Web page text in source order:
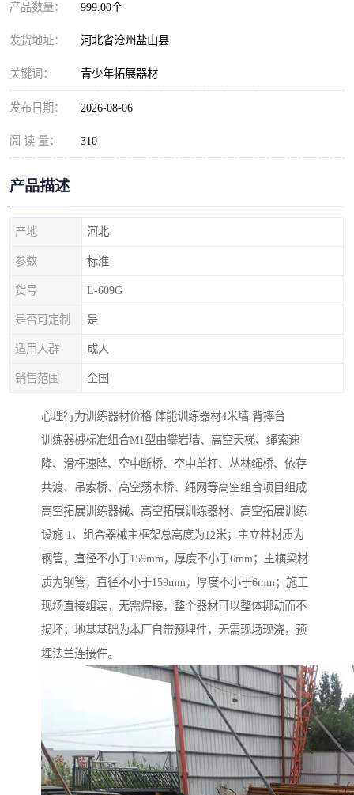
产品数量： 999.00个
发货地址： 河北省沧州盐山县
关键词： 青少年拓展器材
发布日期： 2026-08-06
阅 读 量： 310
产品描述
产地 河北
参数 标准
货号 L-609G
是否可定制 是
适用人群 成人
销售范围 全国
心理行为训练器材价格 体能训练器材4米墙 背摔台
训练器械标准组合M1型由攀岩墙、高空天梯、绳索速
降、滑杆速降、空中断桥、空中单杠、丛林绳桥、依存
共渡、吊索桥、高空荡木桥、绳网等高空组合项目组成
高空拓展训练器械、高空拓展训练器材、高空拓展训练
设施 1、组合器械主框架总高度为12米；主立柱材质为
钢管，直径不小于159mm，厚度不小于6mm；主横梁材
质为钢管，直径不小于159mm，厚度不小于6mm；施工
现场直接组装，无需焊接，整个器材可以整体挪动而不
损坏；地基基础为本厂自带预埋件，无需现场现浇，预
埋法兰连接件。